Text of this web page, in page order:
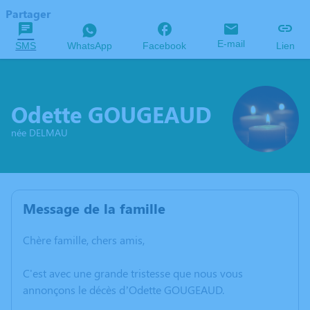
Partager
SMS WhatsApp Facebook E-mail Lien
Odette GOUGEAUD
née DELMAU
Message de la famille
Chère famille, chers amis,
C'est avec une grande tristesse que nous vous
annonçons le décès d’Odette GOUGEAUD.